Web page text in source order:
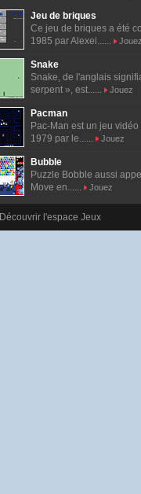
Jeu de briques
Ce jeu de briques a été
1985 par Alexei......
Jouez
Snake
Snake, de l'anglais
serpent », est......
Jouez
Pacman
Pac-Man est un jeu vidéo
1979 par le......
Jouez
Bubble
Puzzle Bobble aussi
Move en......
Jouez
Découvrir l'espace Jeux